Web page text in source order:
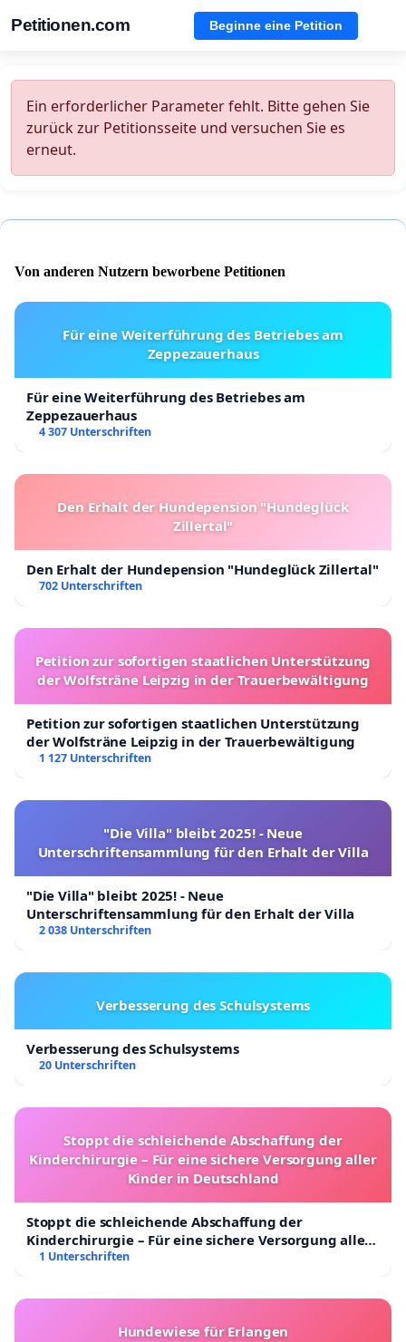
Petitionen.com Beginne eine Petition
Ein erforderlicher Parameter fehlt. Bitte gehen Sie
zurück zur Petitionsseite und versuchen Sie es
erneut.
Von anderen Nutzern beworbene Petitionen
Für eine Weiterführung des Betriebes am
Zeppezauerhaus
Für eine Weiterführung des Betriebes am
Zeppezauerhaus
4 307 Unterschriften
Den Erhalt der Hundepension "Hundeglück
Zillertal"
Den Erhalt der Hundepension "Hundeglück Zillertal"
702 Unterschriften
Petition zur sofortigen staatlichen Unterstützung
der Wolfsträne Leipzig in der Trauerbewältigung
Petition zur sofortigen staatlichen Unterstützung
der Wolfsträne Leipzig in der Trauerbewältigung
1 127 Unterschriften
"Die Villa" bleibt 2025! - Neue
Unterschriftensammlung für den Erhalt der Villa
"Die Villa" bleibt 2025! - Neue
Unterschriftensammlung für den Erhalt der Villa
2 038 Unterschriften
Verbesserung des Schulsystems
Verbesserung des Schulsystems
20 Unterschriften
Stoppt die schleichende Abschaffung der
Kinderchirurgie – Für eine sichere Versorgung aller
Kinder in Deutschland
Stoppt die schleichende Abschaffung der
Kinderchirurgie – Für eine sichere Versorgung aller
Kinder in Deutschland
1 Unterschriften
Hundewiese für Erlangen